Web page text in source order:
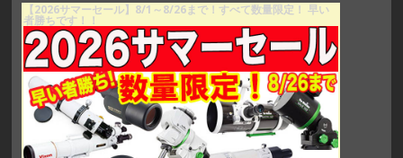
【2026サマーセール】8/1～8/26まで！すべて数量限定！ 早い
者勝ちです！！